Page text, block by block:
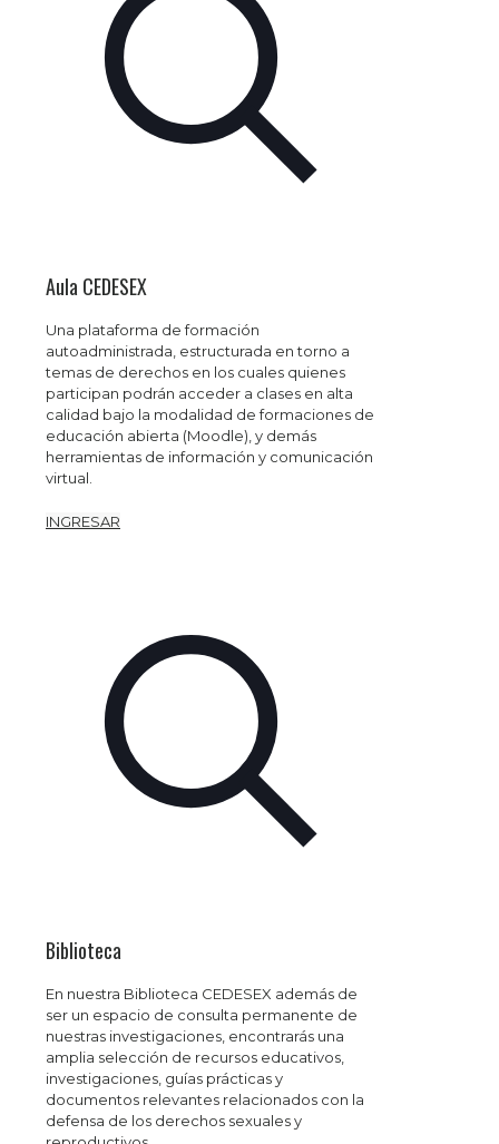
Aula CEDESEX
Una plataforma de formación
autoadministrada, estructurada en torno a
temas de derechos en los cuales quienes
participan podrán acceder a clases en alta
calidad bajo la modalidad de formaciones de
educación abierta (Moodle), y demás
herramientas de información y comunicación
virtual.
INGRESAR
Biblioteca
En nuestra Biblioteca CEDESEX además de
ser un espacio de consulta permanente de
nuestras investigaciones, encontrarás una
amplia selección de recursos educativos,
investigaciones, guías prácticas y
documentos relevantes relacionados con la
defensa de los derechos sexuales y